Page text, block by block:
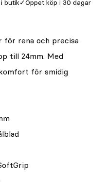
butik Öppet köp i 30 dagar
för rena och precisa
till 24mm. Med
för smidig